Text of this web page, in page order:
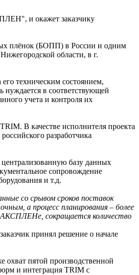
и окажет заказчику
плёнок (БОПП) в России и одним
области, в г.
техническим состоянием,
нуждается в соответствующей
учета и контроля их
В качестве исполнителя проекта
разработчика
базу данных
сопровождение
и т.д.
со срывом сроков поставок
а процесс планирования – более
сокращается количество
принял решение о начале
охват пятой производственной
и интеграция TRIM с